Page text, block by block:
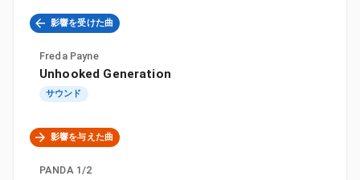
影響を受けた曲
Freda Payne
Unhooked Generation
サウンド
影響を与えた曲
PANDA 1/2